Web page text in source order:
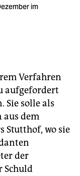
im
Verfahren
aufgefordert
Sie solle als
aus dem
Stutthof, wo sie
der
Schuld